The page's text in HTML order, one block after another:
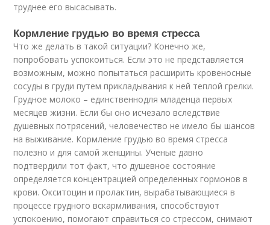
труднее его высасывать.
Кормление грудью во время стресса
Что же делать в такой ситуации? Конечно же,
попробовать успокоиться. Если это не представляется
возможным, можно попытаться расширить кровеносные
сосуды в груди путем прикладывания к ней теплой грелки.
Грудное молоко – единственнодля младенца первых
месяцев жизни. Если бы оно исчезало вследствие
душевных потрясений, человечество не имело бы шансов
на выживание. Кормление грудью во время стресса
полезно и для самой женщины. Ученые давно
подтвердили тот факт, что душевное состояние
определяется концентрацией определенных гормонов в
крови. Окситоцин и пролактин, вырабатывающиеся в
процессе грудного вскармливания, способствуют
успокоению, помогают справиться со стрессом, снимают